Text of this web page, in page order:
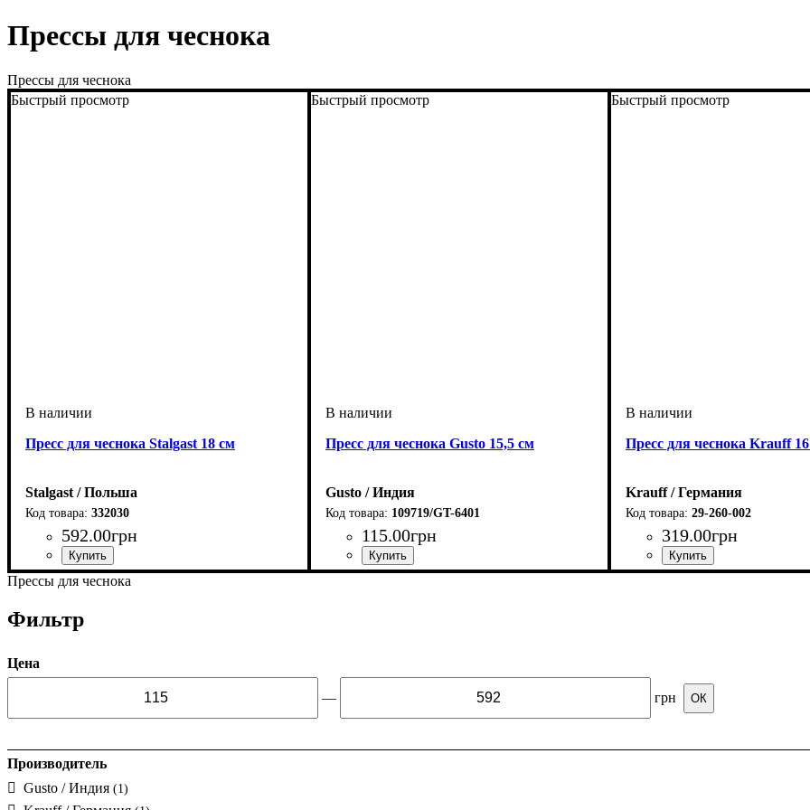
Прессы для чеснока
Прессы для чеснока
Быстрый просмотр
Пресс для чеснока Stalgast 18 см
Stalgast / Польша
332030
592.00грн
Быстрый просмотр
Пресс для чеснока Gusto 15,5 см
Gusto / Индия
109719/GT-6401
115.00грн
Быстрый просмотр
Пресс для чеснока Krauff
Krauff / Германия
29-260-002
319.00грн
Прессы для чеснока
Фильтр
Цена
— грн ОК
Производитель
Gusto / Индия (1)